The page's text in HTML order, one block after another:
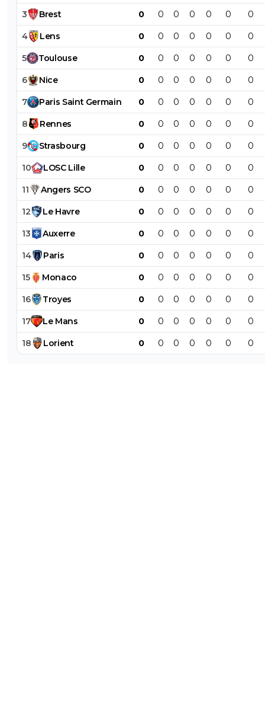
3 Brest 0 0 0 0 0 0 0
4 Lens 0 0 0 0 0 0 0
5 Toulouse 0 0 0 0 0 0 0
6 Nice 0 0 0 0 0 0 0
7 Paris Saint Germain 0 0 0 0 0 0 0
8 Rennes 0 0 0 0 0 0 0
9 Strasbourg 0 0 0 0 0 0 0
10 LOSC Lille 0 0 0 0 0 0 0
11 Angers SCO 0 0 0 0 0 0 0
12 Le Havre 0 0 0 0 0 0 0
13 Auxerre 0 0 0 0 0 0 0
14 Paris 0 0 0 0 0 0 0
15 Monaco 0 0 0 0 0 0 0
16 Troyes 0 0 0 0 0 0 0
17 Le Mans 0 0 0 0 0 0 0
18 Lorient 0 0 0 0 0 0 0